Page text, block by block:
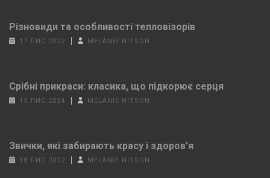
Різновиди та особливості тепловізорів
17 ЛИС 2022 MELANIE NITSON
Срібні прикраси: класика, що підкорює серця
15 ЛИС 2024 MELANIE NITSON
Звички, які забирають красу і здоров’я
18 ЛИС 2022 MELANIE NITSON